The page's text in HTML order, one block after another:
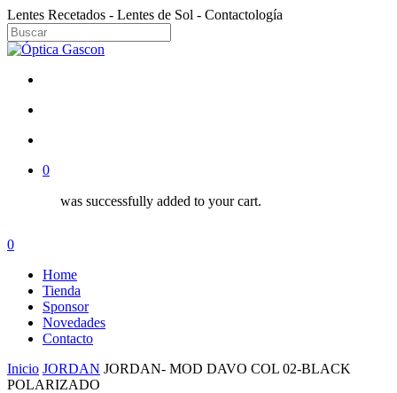
Skip
to
main
content
Lentes Recetados - Lentes de Sol - Contactología
Close
0
was successfully added to your cart.
Menu
search
account
0
Home
Tienda
Sponsor
Novedades
Contacto
Inicio JORDAN JORDAN- MOD DAVO COL 02-BLACK
POLARIZADO